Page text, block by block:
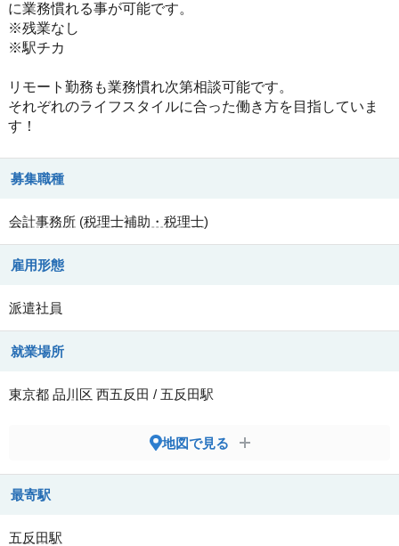
に業務慣れる事が可能です。
※残業なし
※駅チカ
リモート勤務も業務慣れ次第相談可能です。
それぞれのライフスタイルに合った働き方を目指していま
す！
募集職種
会計事務所 (税理士補助・税理士)
雇用形態
派遣社員
就業場所
東京都 品川区 西五反田 / 五反田駅
地図で見る
最寄駅
五反田駅